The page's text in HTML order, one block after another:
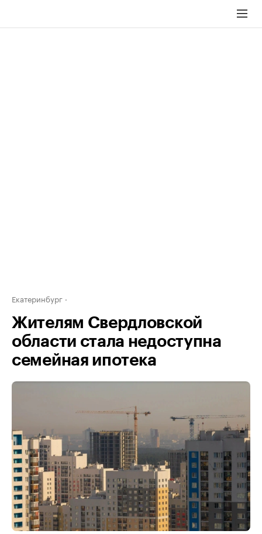
Екатеринбург
Жителям Свердловской
области стала недоступна
семейная ипотека